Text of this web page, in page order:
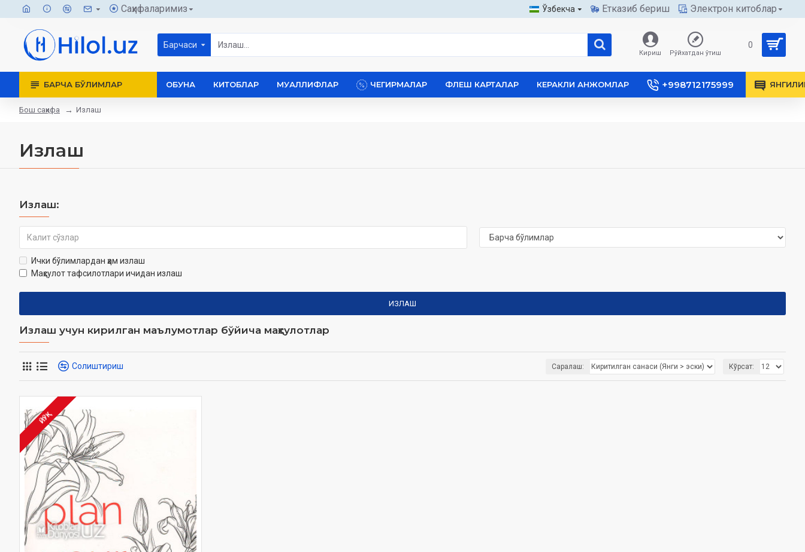
Саҳифаларимиз Ўзбекча Етказиб бериш Электрон китоблар
Барчаси
Кириш Рўйхатдан ўтиш
0
БАРЧА БЎЛИМЛАР ОБУНА КИТОБЛАР МУАЛЛИФЛАР ЧЕГИРМАЛАР ФЛЕШ КАРТАЛАР КЕРАКЛИ АНЖОМЛАР +998712175999
Бош саҳифа Излаш
Излаш
Излаш:
Ички бўлимлардан ҳам излаш
Маҳсулот тафсилотлари ичидан излаш
ИЗЛАШ
Излаш учун кирилган маълумотлар бўйича маҳсулотлар
Солиштириш Саралаш: Кўрсат:
ЙЎҚ